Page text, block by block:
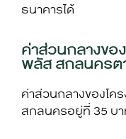
ธนาคารได้
ค่าส่วนกลางข
พลัส สกลนครตา
ค่าส่วนกลางของโค
สกลนครอยู่ที่ 35 บ